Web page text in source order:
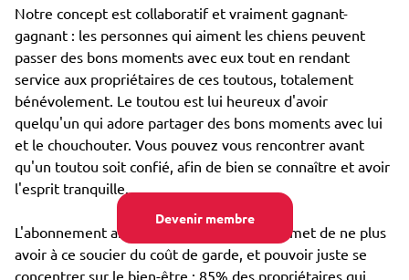
Devenir membre
Notre concept est collaboratif et vraiment gagnant-
gagnant : les personnes qui aiment les chiens peuvent
passer des bons moments avec eux tout en rendant
service aux propriétaires de ces toutous, totalement
bénévolement. Le toutou est lui heureux d'avoir
quelqu'un qui adore partager des bons moments avec lui
et le chouchouter. Vous pouvez vous rencontrer avant
qu'un toutou soit confié, afin de bien se connaître et avoir
l'esprit tranquille.
L'abonnement annuel très bon marché permet de ne plus
avoir à ce soucier du coût de garde, et pouvoir juste se
concentrer sur le bien-être : 85% des propriétaires qui